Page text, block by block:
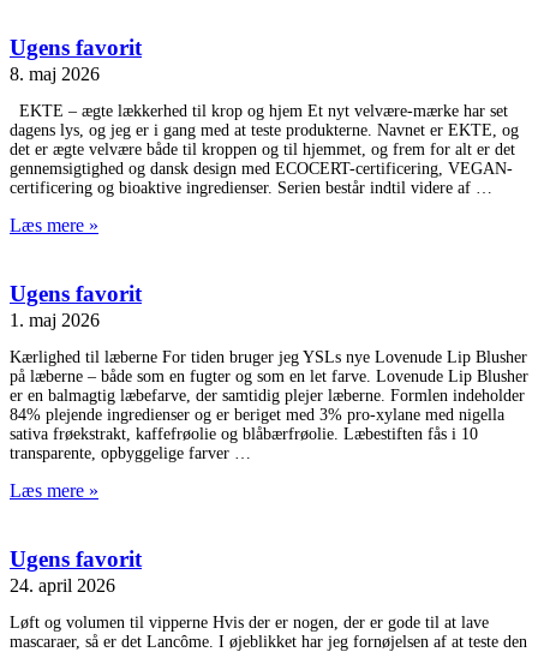
Ugens favorit
8. maj 2026
EKTE – ægte lækkerhed til krop og hjem Et nyt velvære-mærke har set
dagens lys, og jeg er i gang med at teste produkterne. Navnet er EKTE, og
det er ægte velvære både til kroppen og til hjemmet, og frem for alt er det
gennemsigtighed og dansk design med ECOCERT-certificering, VEGAN-
certificering og bioaktive ingredienser. Serien består indtil videre af
Læs mere »
Ugens favorit
1. maj 2026
Kærlighed til læberne For tiden bruger jeg YSLs nye Lovenude Lip Blusher
på læberne – både som en fugter og som en let farve. Lovenude Lip Blusher
er en balmagtig læbefarve, der samtidig plejer læberne. Formlen indeholder
84% plejende ingredienser og er beriget med 3% pro-xylane med nigella
sativa frøekstrakt, kaffefrøolie og blåbærfrøolie. Læbestiften fås i 10
transparente, opbyggelige farver
Læs mere »
Ugens favorit
24. april 2026
Løft og volumen til vipperne Hvis der er nogen, der er gode til at lave
mascaraer, så er det Lancôme. I øjeblikket har jeg fornøjelsen af at teste den